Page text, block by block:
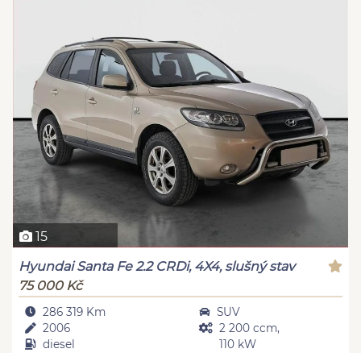
15
Hyundai Santa Fe 2.2 CRDi, 4X4, slušný stav
75 000 Kč
286 319 Km
2006
diesel
SUV
2 200 ccm,
110 kW